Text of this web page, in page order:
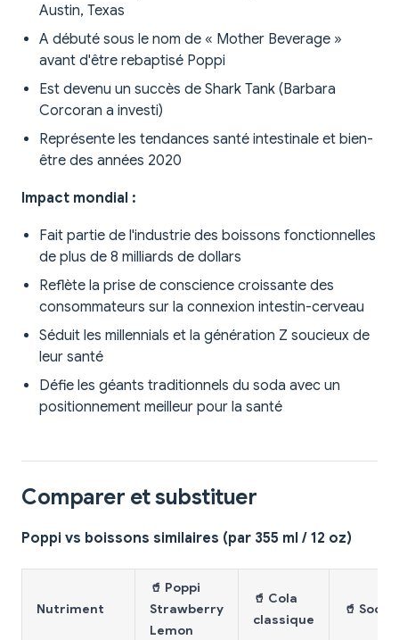
Austin, Texas
A débuté sous le nom de « Mother Beverage »
avant d'être rebaptisé Poppi
Est devenu un succès de Shark Tank (Barbara
Corcoran a investi)
Représente les tendances santé intestinale et bien-
être des années 2020
Impact mondial :
Fait partie de l'industrie des boissons fonctionnelles
de plus de 8 milliards de dollars
Reflète la prise de conscience croissante des
consommateurs sur la connexion intestin-cerveau
Séduit les millennials et la génération Z soucieux de
leur santé
Défie les géants traditionnels du soda avec un
positionnement meilleur pour la santé
Comparer et substituer
Poppi vs boissons similaires (par 355 ml / 12 oz)
Nutriment
🥤 Poppi
Strawberry
Lemon
🥤 Cola
classique
🥤 Soda